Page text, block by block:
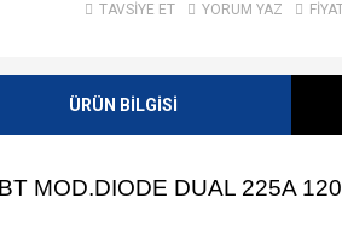
TAVSİYE ET YORUM YAZ
ÜRÜN BİLGİSİ
MOD.DIODE DUAL 225A